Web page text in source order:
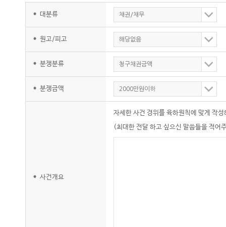
* 대분류 채권/채무
* 원고/피고 해당없음
* 분쟁분류 청구채권금액
* 분쟁금액 2000만원이하
* 사건개요
자세한 사건 경위를 육하원칙에 맞게 작
(최대한 전달 하고 싶으신 말씀들을 적어